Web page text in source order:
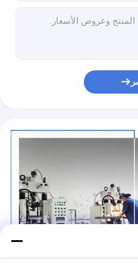
لقطع المعادن من رقائق السيليكون
عالية القوة للحبيبات
التنغستنية للقطع الدقيق
الدقة المتخصصة المقاومة للارتداء